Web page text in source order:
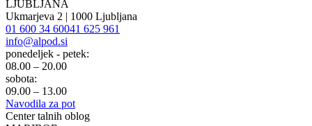
LJUBLJANA
Ukmarjeva 2 | 1000 Ljubljana
01 600 34 60041 625 961
info@alpod.si
ponedeljek - petek:
08.00 – 20.00
sobota:
09.00 – 13.00
Navodila za pot
Center talnih oblog